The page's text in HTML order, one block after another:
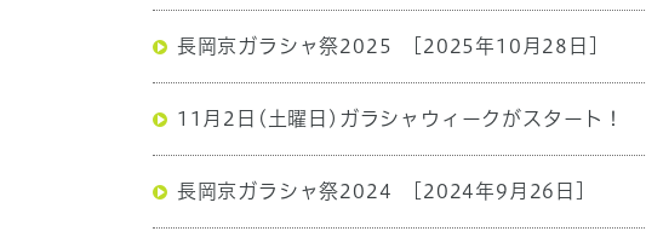
長岡京ガラシャ祭2025 [2025年10月28日]
11月2日(土曜日)ガラシャウィークがスタート！
長岡京ガラシャ祭2024 [2024年9月26日]